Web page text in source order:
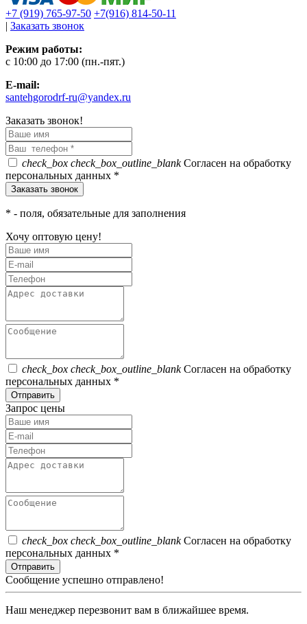
+7 (919) 765-97-50 +7(916) 814-50-11
| Заказать звонок
Режим работы:
c 10:00 до 17:00 (пн.-пят.)
E-mail:
santehgorodrf-ru@yandex.ru
Заказать звонок!
check_box check_box_outline_blankСогласен на обработку
персональных данных *
* - поля, обязательные для заполнения
Хочу оптовую цену!
check_box check_box_outline_blankСогласен на обработку
персональных данных *
Отправить
Запрос цены
check_box check_box_outline_blankСогласен на обработку
персональных данных *
Отправить
Сообщение успешно отправлено!
Наш менеджер перезвонит вам в ближайшее время.